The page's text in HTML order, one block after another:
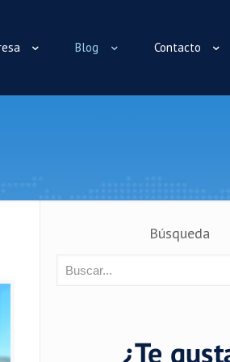
Blog Contacto
Búsqueda